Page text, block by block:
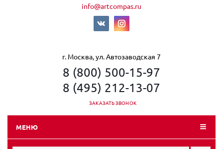
info@artcompas.ru
г. Москва, ул. Автозаводская 7
8 (800) 500-15-97
8 (495) 212-13-07
ЗАКАЗАТЬ ЗВОНОК
МЕНЮ